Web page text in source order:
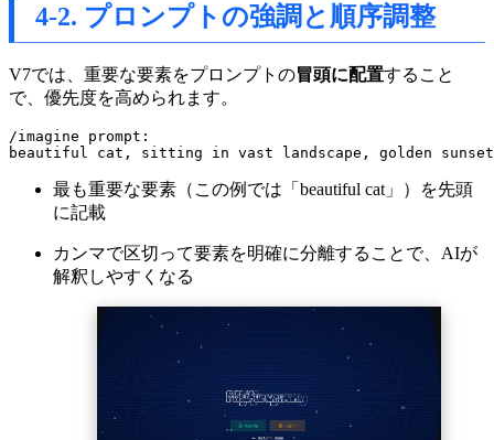
4-2. プロンプトの強調と順序調整
V7では、重要な要素をプロンプトの冒頭に配置すること
で、優先度を高められます。
/imagine prompt:
最も重要な要素（この例では「beautiful cat」）を先頭
に記載
カンマで区切って要素を明確に分離することで、AIが
解釈しやすくなる